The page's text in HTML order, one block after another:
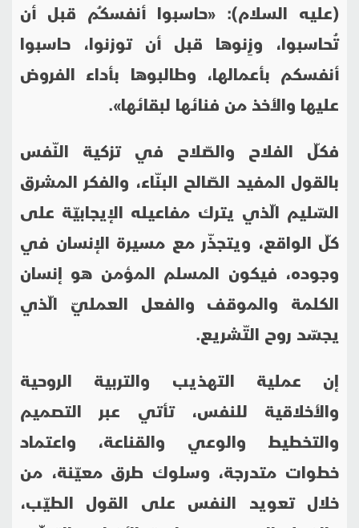
(عليه السلام): «حاسبوا أنفسكُم قبل أن
تُحاسبوا، وزِنوها قبل أن توزنوا، حاسبوا
أنفسكم بأعمالها، وطالبوها بأداء الفروض
عليها والأخذ من فنائها لبقائها».
فكلّ الفلاح والصّلاح في تزكية النّفس
بالقول المفيد الصّالح البنّاء، والفكر المشرق
السّليم الّذي يترك مفاعيله الإيجابيّة على
كلّ الواقع، ويتجذّر مع مسيرة الإنسان في
وجوده، فيكون المسلم المؤمن هو إنسان
الكلمة والموقف والفعل العمليّ الّذي
يجسّد روح التّشريع.
إن عملية التهذيب والتربية الروحية
والأخلاقية للنفس، تأتي عبر التصميم
والتخطيط والوعي والقناعة، واعتماد
خطوات متدرجة، وسلوك طرق معيّنة، من
خلال تعويد النفس على القول الطيّب،